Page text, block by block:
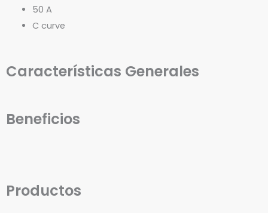
50 A
C curve
Características Generales
Beneficios
Productos